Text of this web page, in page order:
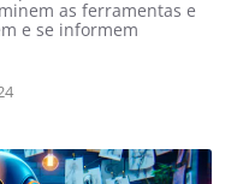
as ferramentas e
e se informem